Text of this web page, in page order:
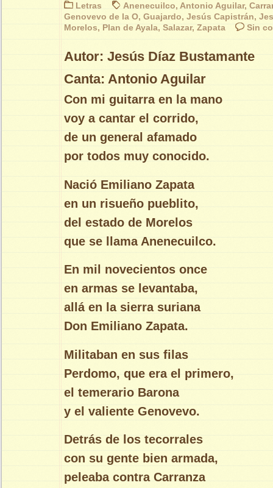
Letras Anenecuilco, Antonio Aguilar,
Genovevo de la O, Guajardo, Jesús Capistrán,
Morelos, Plan de Ayala, Salazar, Zapata Sin
Autor: Jesús Díaz Bustamante
Canta: Antonio Aguilar
Con mi guitarra en la mano
voy a cantar el corrido,
de un general afamado
por todos muy conocido.
Nació Emiliano Zapata
en un risueño pueblito,
del estado de Morelos
que se llama Anenecuilco.
En mil novecientos once
en armas se levantaba,
allá en la sierra suriana
Don Emiliano Zapata.
Militaban en sus filas
Perdomo, que era el primero,
el temerario Barona
y el valiente Genovevo.
Detrás de los tecorrales
con su gente bien armada,
peleaba contra Carranza